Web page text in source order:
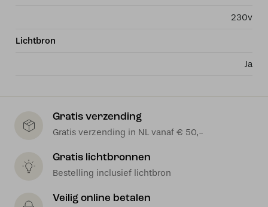
230v
Lichtbron
Ja
Gratis verzending
Gratis verzending in NL vanaf € 50,-
Gratis lichtbronnen
Bestelling inclusief lichtbron
Veilig online betalen